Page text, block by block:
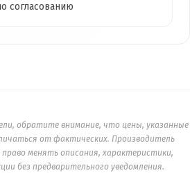
согласованию
обратите внимание, что цены, указанные
от фактических. Производитель
менять описания, характеристики,
без предварительного уведомления.